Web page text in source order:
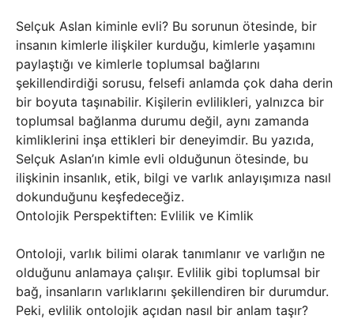
Selçuk Aslan kiminle evli? Bu sorunun ötesinde, bir
insanın kimlerle ilişkiler kurduğu, kimlerle yaşamını
paylaştığı ve kimlerle toplumsal bağlarını
şekillendirdiği sorusu, felsefi anlamda çok daha derin
bir boyuta taşınabilir. Kişilerin evlilikleri, yalnızca bir
toplumsal bağlanma durumu değil, aynı zamanda
kimliklerini inşa ettikleri bir deneyimdir. Bu yazıda,
Selçuk Aslan’ın kimle evli olduğunun ötesinde, bu
ilişkinin insanlık, etik, bilgi ve varlık anlayışımıza nasıl
dokunduğunu keşfedeceğiz.
Ontolojik Perspektiften: Evlilik ve Kimlik
Ontoloji, varlık bilimi olarak tanımlanır ve varlığın ne
olduğunu anlamaya çalışır. Evlilik gibi toplumsal bir
bağ, insanların varlıklarını şekillendiren bir durumdur.
Peki, evlilik ontolojik açıdan nasıl bir anlam taşır?